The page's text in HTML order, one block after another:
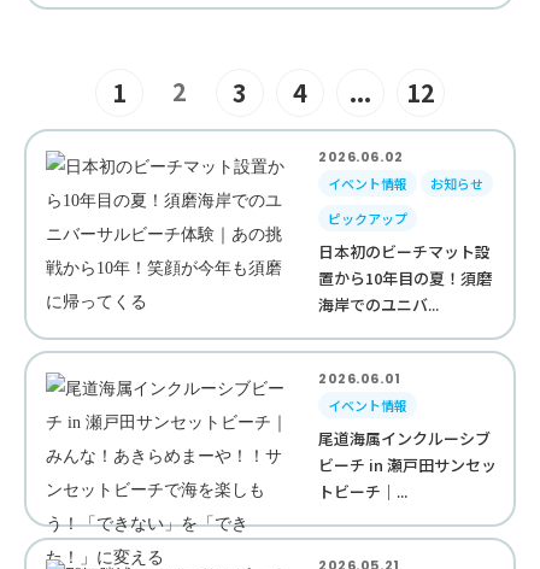
1 2 3 4 ... 12
2026.06.02
イベント情報
お知らせ
ピックアップ
日本初のビーチマット設
置から10年目の夏！須磨
海岸でのユニバ...
2026.06.01
イベント情報
尾道海属インクルーシブ
ビーチ in 瀬戸田サンセッ
トビーチ｜...